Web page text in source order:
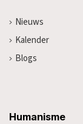
Nieuws
Kalender
Blogs
Humanisme